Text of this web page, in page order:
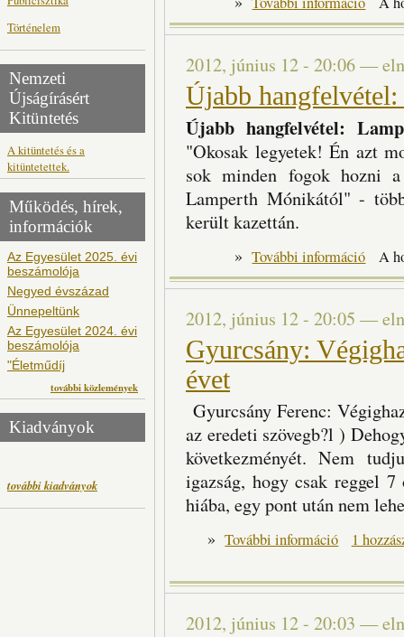
Történelem
Nemzeti
Újságírásért
Kitüntetés
A kitüntetés és a
kitüntetettek.
Működés, hírek,
információk
Az Egyesület 2025. évi
beszámolója
Negyed évszázad
Ünnepeltünk
Az Egyesület 2024. évi
beszámolója
"Életműdíj
további közlemények
Kiadványok
további kiadványok
2012, június 12 - 20:06—
Újabb hangfelvétel:
Újabb hangfelvétel:
"Okosak legyetek! Én azt
sok minden fogok hozni
Lamperth Mónikától" -
került kazettán.
» További információ Újabb
A
2012, június 12 - 20:05 —
Gyurcsány:
évet
Gyurcsány Ferenc:
az eredeti szövegb?l )
következményét. Nem
igazság, hogy csak reggel
hiába, egy pont után nem
» További információ Gyurcsány:
1
2012, június 12 - 20:03 —